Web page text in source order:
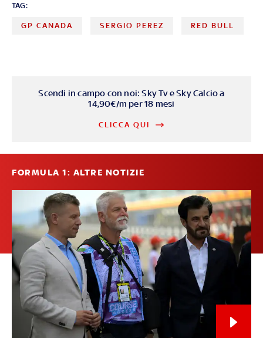
TAG:
GP CANADA SERGIO PEREZ RED BULL
Scendi in campo con noi: Sky Tv e Sky Calcio a
14,90€/m per 18 mesi
CLICCA QUI
FORMULA 1: ALTRE NOTIZIE